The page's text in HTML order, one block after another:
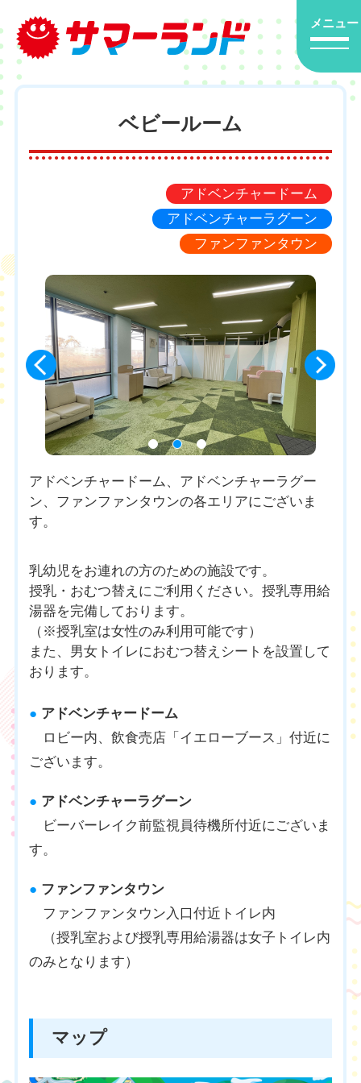
メニュー
ベビールーム
アドベンチャードーム
アドベンチャーラグーン
ファンファンタウン
アドベンチャードーム、アドベンチャーラグー
ン、ファンファンタウンの各エリアにございま
す。
乳幼児をお連れの方のための施設です。
授乳・おむつ替えにご利用ください。授乳専用給
湯器を完備しております。
（※授乳室は女性のみ利用可能です）
また、男女トイレにおむつ替えシートを設置して
おります。
● アドベンチャードーム
ロビー内、飲食売店「イエローブース」付近に
ございます。
● アドベンチャーラグーン
ビーバーレイク前監視員待機所付近にございま
す。
● ファンファンタウン
ファンファンタウン入口付近トイレ内
（授乳室および授乳専用給湯器は女子トイレ内
のみとなります）
マップ